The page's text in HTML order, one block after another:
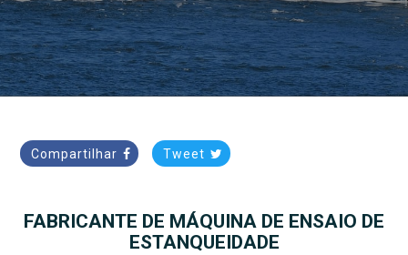
Compartilhar Tweet
FABRICANTE DE MÁQUINA DE ENSAIO DE
ESTANQUEIDADE